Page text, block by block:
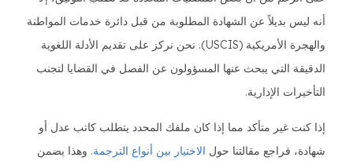
أنه ليس بديلاً عن الشهادة المطلوبة من قبل دائرة خدمات المواطنة
والهجرة الأمريكية (USCIS). نحن نركز على تقديم الأدلة اللغوية
الدقيقة التي يبحث عنها المسؤولون عن الفصل في القضايا لتجنب
التأخيرات الإدارية.
إذا كنت غير متأكد مما إذا كان ملفك المحدد يتطلب كاتب عدل أو
شهادة، فراجع مقالتنا حول الاختيار بين أنواع الترجمة. وهذا يضمن